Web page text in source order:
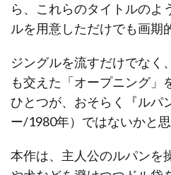
ら、これらのタイトルのよ
ルを用意しただけでも画期
ジングルを流すだけでなく
も交えた「オープニング」
ひとつが、おそらく『ルパ
ー/1980年）ではないかと思
本作は、主人公のルパンを